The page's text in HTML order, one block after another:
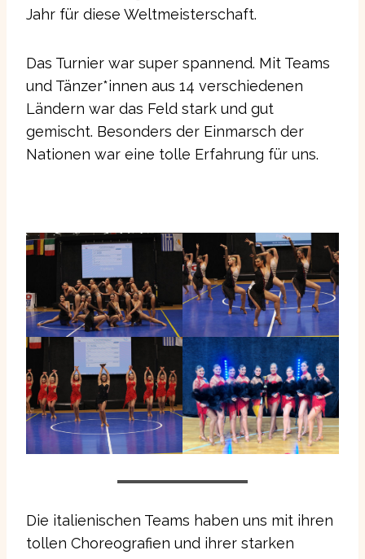
Jahr für diese Weltmeisterschaft.
Das Turnier war super spannend. Mit Teams
und Tänzer*innen aus 14 verschiedenen
Ländern war das Feld stark und gut
gemischt. Besonders der Einmarsch der
Nationen war eine tolle Erfahrung für uns.
Die italienischen Teams haben uns mit ihren
tollen Choreografien und ihrer starken